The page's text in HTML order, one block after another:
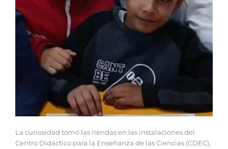
La curiosidad tomó las riendas en las instalaciones del
Centro Didáctico para la Enseñanza de las Ciencias (CDEC),